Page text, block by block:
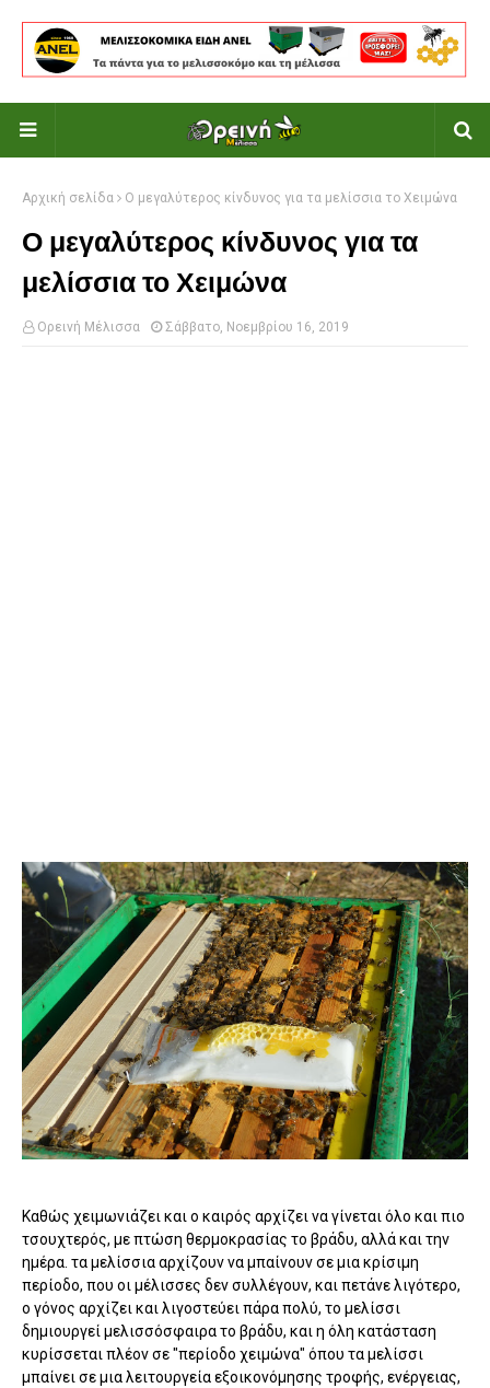
Αρχική σελίδα Ο μεγαλύτερος κίνδυνος για τα μελίσσια το Χειμώνα
Ο μεγαλύτερος κίνδυνος για τα
μελίσσια το Χειμώνα
Ορεινή Μέλισσα Σάββατο, Νοεμβρίου 16, 2019
Καθώς χειμωνιάζει και ο καιρός αρχίζει να γίνεται όλο και πιο
τσουχτερός, με πτώση θερμοκρασίας το βράδυ, αλλά και την
ημέρα. τα μελίσσια αρχίζουν να μπαίνουν σε μια κρίσιμη
περίοδο, που οι μέλισσες δεν συλλέγουν, και πετάνε λιγότερο,
ο γόνος αρχίζει και λιγοστεύει πάρα πολύ, το μελίσσι
δημιουργεί μελισσόσφαιρα το βράδυ, και η όλη κατάσταση
κυρίσσεται πλέον σε "περίοδο χειμώνα" όπου τα μελίσσι
μπαίνει σε μια λειτουργεία εξοικονόμησης τροφής, ενέργειας,